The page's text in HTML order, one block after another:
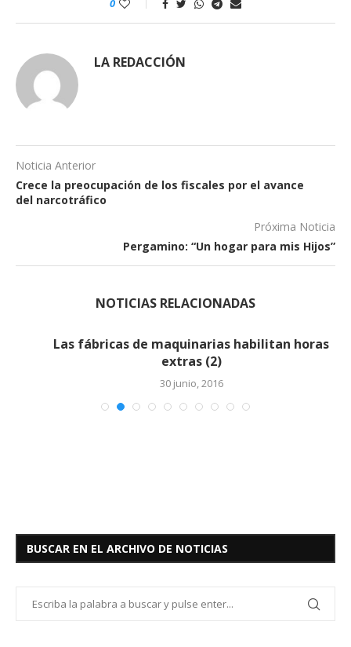
0
LA REDACCIÓN
Noticia Anterior
Crece la preocupación de los fiscales por el avance
del narcotráfico
Próxima Noticia
Pergamino: “Un hogar para mis Hijos”
NOTICIAS RELACIONADAS
Las fábricas de maquinarias habilitan horas
extras (2)
30 junio, 2016
BUSCAR EN EL ARCHIVO DE NOTICIAS